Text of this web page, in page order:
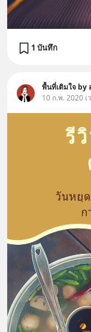
1 บันทึก
พื้นที่เติมใจ by
10 ก.พ. 2020